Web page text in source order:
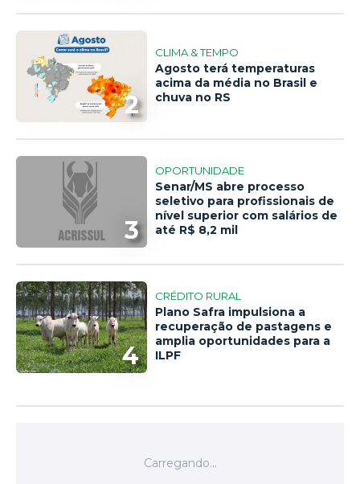
2
CLIMA & TEMPO
Agosto terá temperaturas
acima da média no Brasil e
chuva no RS
3
OPORTUNIDADE
Senar/MS abre processo
seletivo para profissionais de
nível superior com salários de
até R$ 8,2 mil
4
CRÉDITO RURAL
Plano Safra impulsiona a
recuperação de pastagens e
amplia oportunidades para a
ILPF